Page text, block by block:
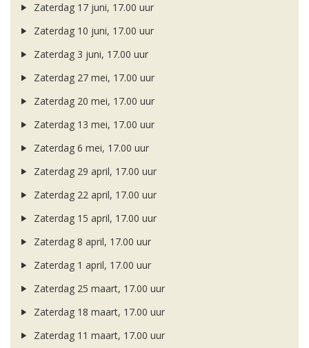
Zaterdag 17 juni, 17.00 uur
Zaterdag 10 juni, 17.00 uur
Zaterdag 3 juni, 17.00 uur
Zaterdag 27 mei, 17.00 uur
Zaterdag 20 mei, 17.00 uur
Zaterdag 13 mei, 17.00 uur
Zaterdag 6 mei, 17.00 uur
Zaterdag 29 april, 17.00 uur
Zaterdag 22 april, 17.00 uur
Zaterdag 15 april, 17.00 uur
Zaterdag 8 april, 17.00 uur
Zaterdag 1 april, 17.00 uur
Zaterdag 25 maart, 17.00 uur
Zaterdag 18 maart, 17.00 uur
Zaterdag 11 maart, 17.00 uur